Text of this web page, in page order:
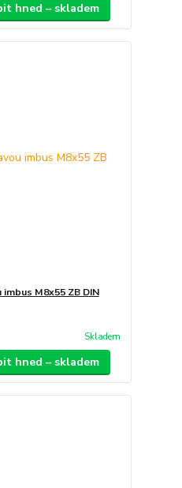
hned – skladem
M8x55 ZB DIN
Skladem
hned – skladem